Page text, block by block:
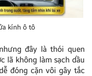
kính ô tô
đây là thói quen
lã không làm sạch dầu
đóng cặn vôi gây tắc